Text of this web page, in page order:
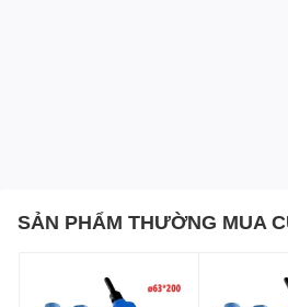
SẢN PHẨM THƯỜNG MUA